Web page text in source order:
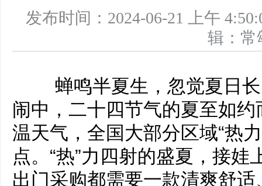
发布时间：2024-06-21 上午
辑：
蝉鸣半夏生，忽觉夏日长
闹中，二十四节气的夏至如
温天气，全国大部分区域“热
点。“热”力四射的盛夏，接
出门采购都需要一款清爽舒